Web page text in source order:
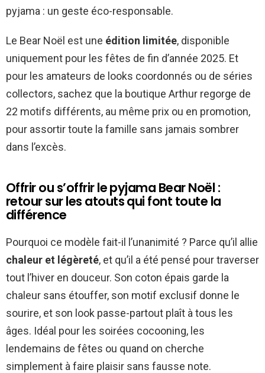
pyjama : un geste éco-responsable.
Le Bear Noël est une édition limitée, disponible
uniquement pour les fêtes de fin d’année 2025. Et
pour les amateurs de looks coordonnés ou de séries
collectors, sachez que la boutique Arthur regorge de
22 motifs différents, au même prix ou en promotion,
pour assortir toute la famille sans jamais sombrer
dans l’excès.
Offrir ou s’offrir le pyjama Bear Noël :
retour sur les atouts qui font toute la
différence
Pourquoi ce modèle fait-il l’unanimité ? Parce qu’il allie
chaleur et légèreté, et qu’il a été pensé pour traverser
tout l’hiver en douceur. Son coton épais garde la
chaleur sans étouffer, son motif exclusif donne le
sourire, et son look passe-partout plaît à tous les
âges. Idéal pour les soirées cocooning, les
lendemains de fêtes ou quand on cherche
simplement à faire plaisir sans fausse note.